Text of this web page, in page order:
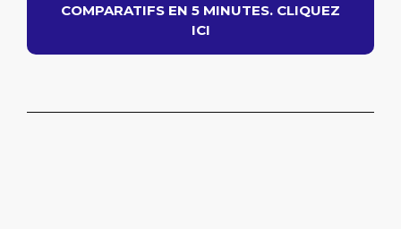
COMPARATIFS EN 5 MINUTES. CLIQUEZ
ICI